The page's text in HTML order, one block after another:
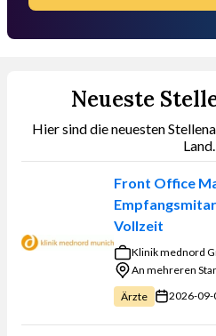
Neueste
Hier sind die neuesten
Land.
Front Office
Vollzeit
Klinik mednord
An mehreren
Ärzte
2026-09-